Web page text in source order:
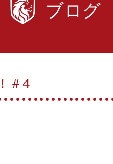
ブログ
＃4